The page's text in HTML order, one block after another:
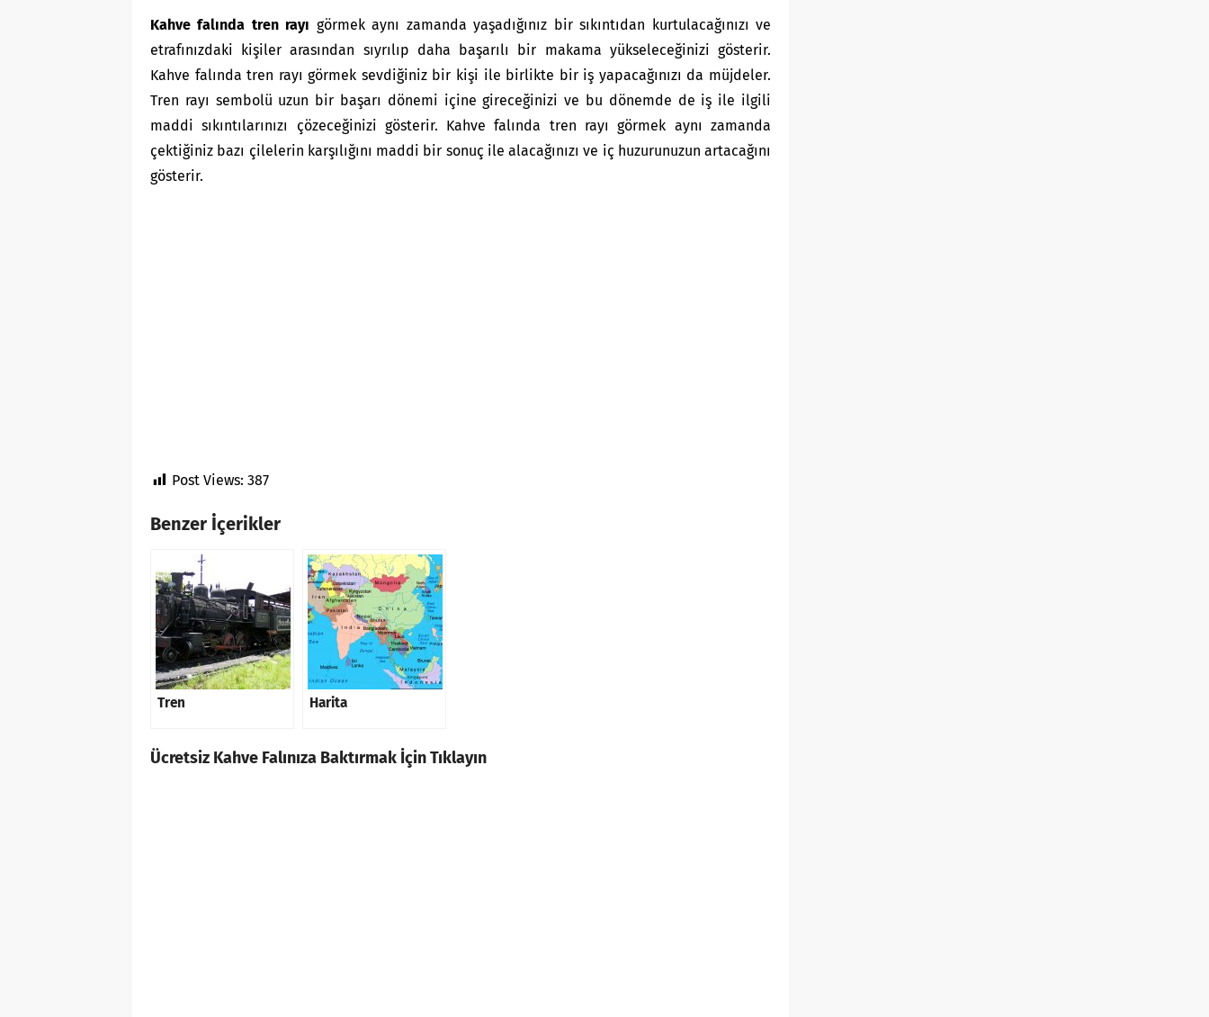
Kahve falında tren rayı görmek aynı zamanda yaşadığınız bir sıkıntıdan kurtulacağınızı ve
etrafınızdaki kişiler arasından sıyrılıp daha başarılı bir makama yükseleceğinizi gösterir.
Kahve falında tren rayı görmek sevdiğiniz bir kişi ile birlikte bir iş yapacağınızı da müjdeler.
Tren rayı sembolü uzun bir başarı dönemi içine gireceğinizi ve bu dönemde de iş ile ilgili
maddi sıkıntılarınızı çözeceğinizi gösterir. Kahve falında tren rayı görmek aynı zamanda
çektiğiniz bazı çilelerin karşılığını maddi bir sonuç ile alacağınızı ve iç huzurunuzun artacağını
gösterir.
Post Views: 387
Benzer İçerikler
Tren Harita
Ücretsiz Kahve Falınıza Baktırmak İçin Tıklayın